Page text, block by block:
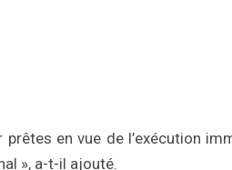
en vue de l’exécution
», a-t-il ajouté.